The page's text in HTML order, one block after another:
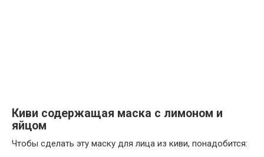
Киви содержащая маска с лимоном и
яйцом
Чтобы сделать эту маску для лица из киви, понадобится: